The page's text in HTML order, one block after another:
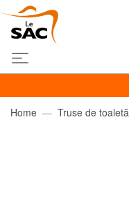
Home Truse de toaletă